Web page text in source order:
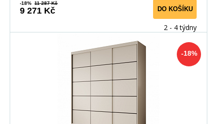
-18% 11 287 Kč
9 271 Kč DO KOŠÍKU
2 - 4 týdny
-18%